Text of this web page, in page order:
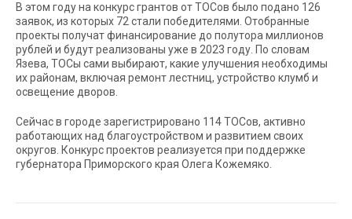
В этом году на конкурс грантов от ТОСов было подано 126
заявок, из которых 72 стали победителями. Отобранные
проекты получат финансирование до полутора миллионов
рублей и будут реализованы уже в 2023 году. По словам
Язева, ТОСы сами выбирают, какие улучшения необходимы
их районам, включая ремонт лестниц, устройство клумб и
освещение дворов.
Сейчас в городе зарегистрировано 114 ТОСов, активно
работающих над благоустройством и развитием своих
округов. Конкурс проектов реализуется при поддержке
губернатора Приморского края Олега Кожемяко.